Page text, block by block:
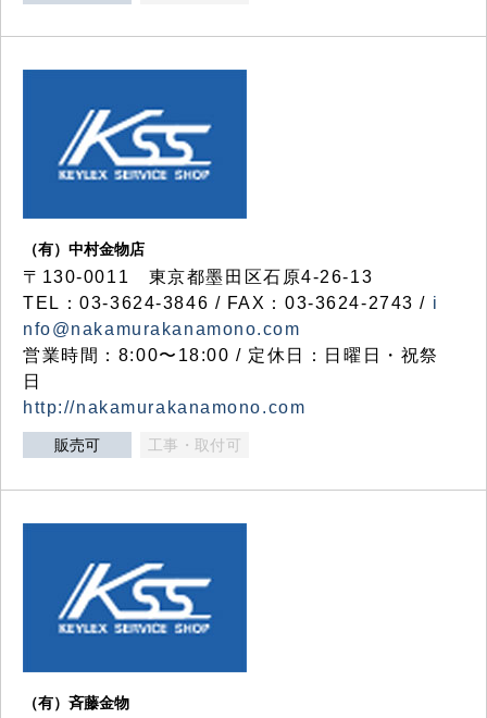
（有）中村金物店
〒130-0011 東京都墨田区石原4-26-13
TEL：03-3624-3846 / FAX：03-3624-2743 / i
nfo@nakamurakanamono.com
営業時間：8:00〜18:00 / 定休日：日曜日・祝祭
日
http://nakamurakanamono.com
販売可 工事・取付可
（有）斉藤金物